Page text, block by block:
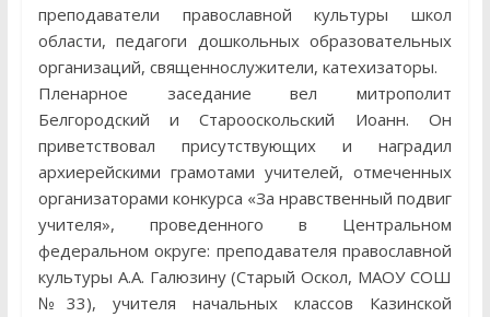
преподаватели православной культуры школ
области, педагоги дошкольных образовательных
организаций, священнослужители, катехизаторы.
Пленарное заседание вел митрополит
Белгородский и Старооскольский Иоанн. Он
приветствовал присутствующих и наградил
архиерейскими грамотами учителей, отмеченных
организаторами конкурса «За нравственный подвиг
учителя», проведенного в Центральном
федеральном округе: преподавателя православной
культуры А.А. Галюзину (Старый Оскол, МАОУ СОШ
№33), учителя начальных классов Казинской